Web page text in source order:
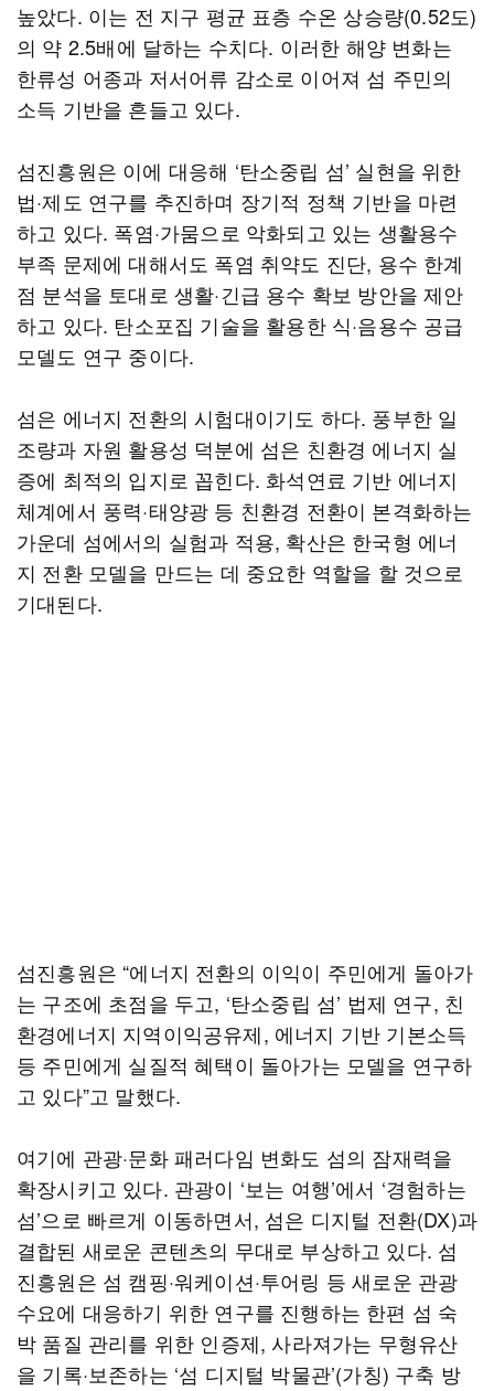
높았다. 이는 전 지구 평균 표층 수온 상승량(0.52도)
의 약 2.5배에 달하는 수치다. 이러한 해양 변화는
한류성 어종과 저서어류 감소로 이어져 섬 주민의
소득 기반을 흔들고 있다.
섬진흥원은 이에 대응해 ‘탄소중립 섬’ 실현을 위한
법·제도 연구를 추진하며 장기적 정책 기반을 마련
하고 있다. 폭염·가뭄으로 악화되고 있는 생활용수
부족 문제에 대해서도 폭염 취약도 진단, 용수 한계
점 분석을 토대로 생활·긴급 용수 확보 방안을 제안
하고 있다. 탄소포집 기술을 활용한 식·음용수 공급
모델도 연구 중이다.
섬은 에너지 전환의 시험대이기도 하다. 풍부한 일
조량과 자원 활용성 덕분에 섬은 친환경 에너지 실
증에 최적의 입지로 꼽힌다. 화석연료 기반 에너지
체계에서 풍력·태양광 등 친환경 전환이 본격화하는
가운데 섬에서의 실험과 적용, 확산은 한국형 에너
지 전환 모델을 만드는 데 중요한 역할을 할 것으로
기대된다.
섬진흥원은 “에너지 전환의 이익이 주민에게 돌아가
는 구조에 초점을 두고, ‘탄소중립 섬’ 법제 연구, 친
환경에너지 지역이익공유제, 에너지 기반 기본소득
등 주민에게 실질적 혜택이 돌아가는 모델을 연구하
고 있다”고 말했다.
여기에 관광·문화 패러다임 변화도 섬의 잠재력을
확장시키고 있다. 관광이 ‘보는 여행’에서 ‘경험하는
섬’으로 빠르게 이동하면서, 섬은 디지털 전환(DX)과
결합된 새로운 콘텐츠의 무대로 부상하고 있다. 섬
진흥원은 섬 캠핑·워케이션·투어링 등 새로운 관광
수요에 대응하기 위한 연구를 진행하는 한편 섬 숙
박 품질 관리를 위한 인증제, 사라져가는 무형유산
을 기록·보존하는 ‘섬 디지털 박물관’(가칭) 구축 방